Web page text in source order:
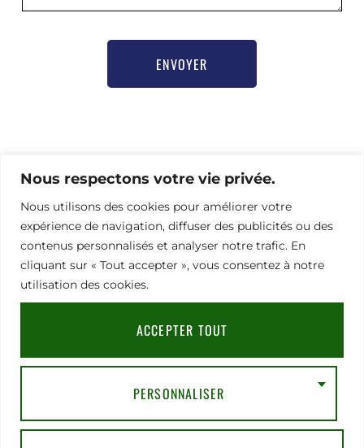
Nous respectons votre vie privée.
Nous utilisons des cookies pour améliorer votre
expérience de navigation, diffuser des publicités ou des
contenus personnalisés et analyser notre trafic. En
cliquant sur « Tout accepter », vous consentez à notre
utilisation des cookies.
PERSONNALISER
ACCEPTER TOUT
ENVOYER
pour vous inscrire,
Nathalie Hamel bioprogsbr@gmail.com TEL : +33 6 23
08 79 66
Adresse
91
Saint-
Mentions légales